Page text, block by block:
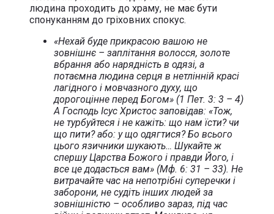
людина проходить до храму, не має бути
спонуканням до гріховних спокус.
«Hехай буде прикрасою вашою не
зовнiшнє – заплiтання волосся, золоте
вбрання або наряднiсть в одязi, а
потаємна людина серця в нетлiннiй красi
лагiдного i мовчазного духу, що
дорогоцiнне перед Богом» (1 Пет. 3: 3 – 4)
А Господь Ісус Христос заповідав: «Тож,
не турбуйтеся і не кажіть: що нам їсти? чи
що пити? або: у що одягтися? Бо всього
цього язичники шукають… Шукайте ж
спершу Царства Божого і правди Його, і
все це додасться вам» (Мф. 6: 31 – 33). Не
витрачайте час на непотрібні суперечки і
заборони, не судіть інших людей за
зовнішністю – особливо зараз, під час